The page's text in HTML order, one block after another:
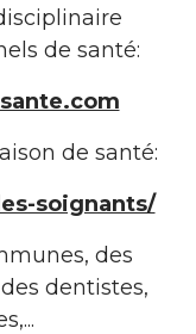
de santé:
de santé:
soignants/
des
dentistes,